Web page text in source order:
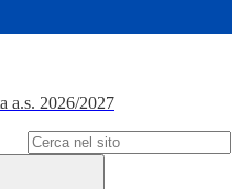
a.s. 2026/2027